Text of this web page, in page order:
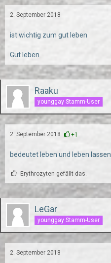
2. September 2018
ist wichtig zum gut leben
Gut leben
Raaku
younggay Stamm-User
2. September 2018 +1
bedeutet leben und leben lassen
Erythrozyten gefällt das.
LeGar
younggay Stamm-User
2. September 2018